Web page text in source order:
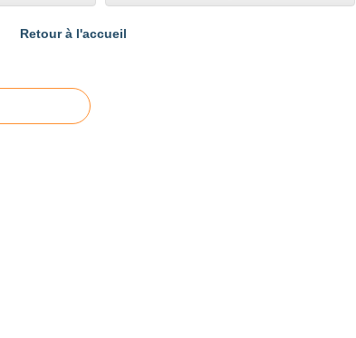
Retour à l'accueil